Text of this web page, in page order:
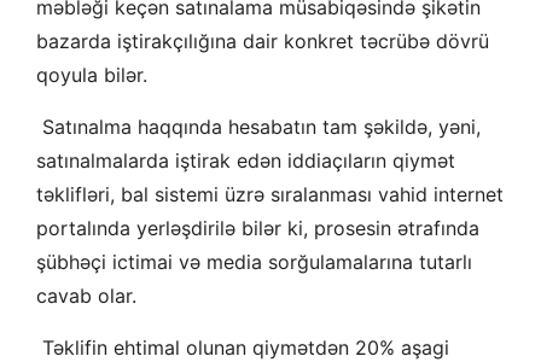
məbləği keçən satınalama müsabiqəsində şikətin
bazarda iştirakçılığına dair konkret təcrübə dövrü
qoyula bilər.
Satınalma haqqında hesabatın tam şəkildə, yəni,
satınalmalarda iştirak edən iddiaçıların qiymət
təklifləri, bal sistemi üzrə sıralanması vahid internet
portalında yerləşdirilə bilər ki, prosesin ətrafında
şübhəçi ictimai və media sorğulamalarına tutarlı
cavab olar.
Təklifin ehtimal olunan qiymətdən 20% aşagi